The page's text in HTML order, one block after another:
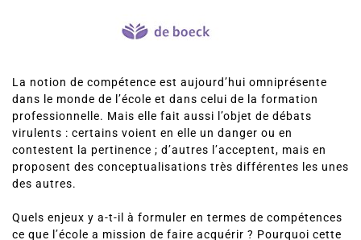
La notion de compétence est aujourd’hui omniprésente
dans le monde de l’école et dans celui de la formation
professionnelle. Mais elle fait aussi l’objet de débats
virulents : certains voient en elle un danger ou en
contestent la pertinence ; d’autres l’acceptent, mais en
proposent des conceptualisations très différentes les unes
des autres.
Quels enjeux y a-t-il à formuler en termes de compétences
ce que l’école a mission de faire acquérir ? Pourquoi cette